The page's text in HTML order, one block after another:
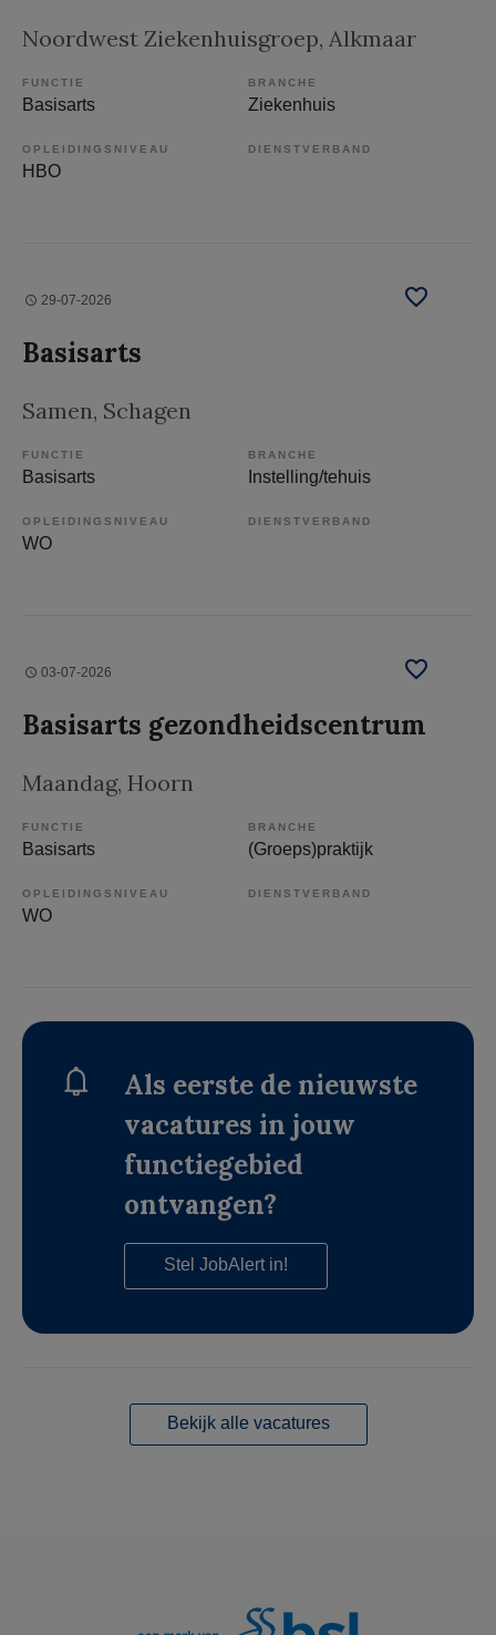
Noordwest Ziekenhuisgroep, Alkmaar
FUNCTIE
Basisarts
BRANCHE
Ziekenhuis
OPLEIDINGSNIVEAU
HBO
DIENSTVERBAND
29-07-2026
Basisarts
Samen, Schagen
FUNCTIE
Basisarts
BRANCHE
Instelling/tehuis
OPLEIDINGSNIVEAU
WO
DIENSTVERBAND
03-07-2026
Basisarts gezondheidscentrum
Maandag, Hoorn
FUNCTIE
Basisarts
BRANCHE
(Groeps)praktijk
OPLEIDINGSNIVEAU
WO
DIENSTVERBAND
Als eerste de nieuwste
vacatures in jouw
functiegebied
ontvangen?
Stel JobAlert in!
Bekijk alle vacatures